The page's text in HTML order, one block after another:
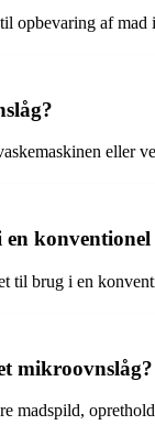
opbevaring af mad
eller
konventionel
til brug i en
mikroovnslåg?
madspild,